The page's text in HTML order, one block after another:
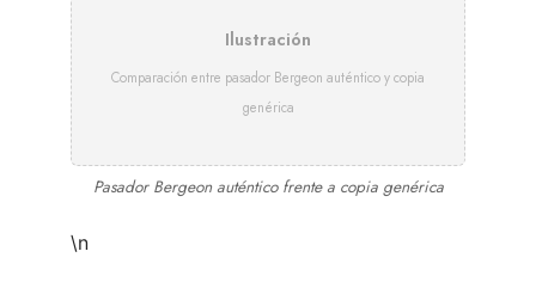
Ilustración
Comparación entre pasador Bergeon auténtico y copia
genérica
Pasador Bergeon auténtico frente a copia genérica
\n